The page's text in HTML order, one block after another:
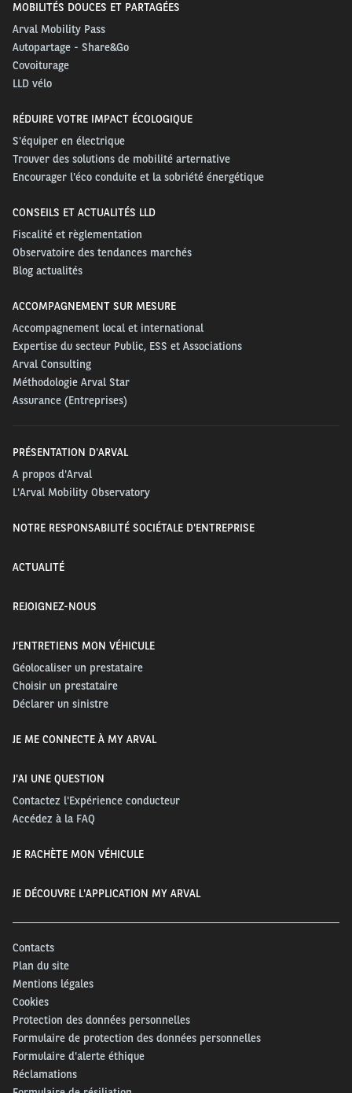
MOBILITÉS DOUCES ET PARTAGÉES
Arval Mobility Pass
Autopartage - Share&Go
Covoiturage
LLD vélo
RÉDUIRE VOTRE IMPACT ÉCOLOGIQUE
S'équiper en électrique
Trouver des solutions de mobilité arternative
Encourager l'éco conduite et la sobriété énergétique
CONSEILS ET ACTUALITÉS LLD
Fiscalité et règlementation
Observatoire des tendances marchés
Blog actualités
ACCOMPAGNEMENT SUR MESURE
Accompagnement local et international
Expertise du secteur Public, ESS et Associations
Arval Consulting
Méthodologie Arval Star
Assurance (Entreprises)
PRÉSENTATION D'ARVAL
A propos d'Arval
L'Arval Mobility Observatory
NOTRE RESPONSABILITÉ SOCIÉTALE D'ENTREPRISE
ACTUALITÉ
REJOIGNEZ-NOUS
J'ENTRETIENS MON VÉHICULE
Géolocaliser un prestataire
Choisir un prestataire
Déclarer un sinistre
JE ME CONNECTE À MY ARVAL
J'AI UNE QUESTION
Contactez l'Expérience conducteur
Accédez à la FAQ
JE RACHÈTE MON VÉHICULE
JE DÉCOUVRE L'APPLICATION MY ARVAL
Contacts
Plan du site
Mentions légales
Cookies
Protection des données personnelles
Formulaire de protection des données personnelles
Formulaire d'alerte éthique
Réclamations